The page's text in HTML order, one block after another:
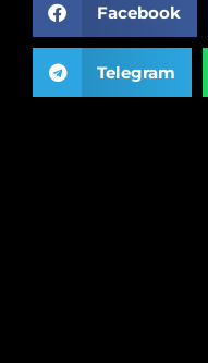
Facebook
Telegram